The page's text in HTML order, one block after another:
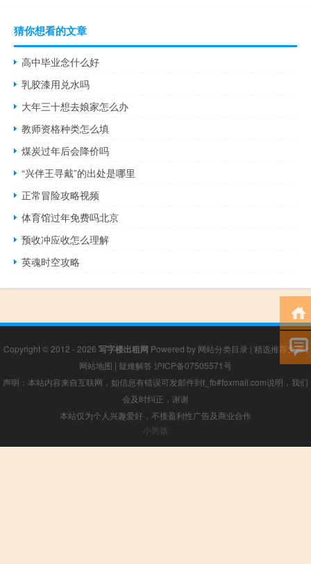
猜你想看的文章
高中毕业念什么好
乳胶漆用兑水吗
大年三十想去娘家怎么办
教师资格种类怎么填
煤炭过年后会降价吗
“兴伴王寻戴”的出处是哪里
正常冒险攻略视频
体育馆过年免费吗北京
预收冲应收怎么理解
英魂时空攻略
Copyright © 2012 - 2026 写字楼出租网 Powered by 网站分类目录 | 精选推荐文章|
网站地图 | 疑难解答 沪ICP备07505571号
声明：本站内容来自互联网，如信息有错误可发邮件到f_fb#foxmail.com说明，我们
会及时纠正，谢谢
本站仅为个人兴趣爱好，不接盈利性广告及商业合作
小男孩